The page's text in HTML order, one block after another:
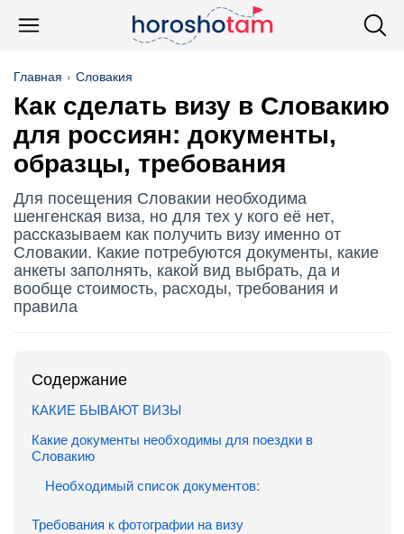
Главная Словакия
Как сделать визу в Словакию
для россиян: документы,
образцы, требования
Для посещения Словакии необходима
шенгенская виза, но для тех у кого её нет,
рассказываем как получить визу именно от
Словакии. Какие потребуются документы, какие
анкеты заполнять, какой вид выбрать, да и
вообще стоимость, расходы, требования и
правила
Содержание
КАКИЕ БЫВАЮТ ВИЗЫ
Какие документы необходимы для поездки в
Словакию
Необходимый список документов:
Требования к фотографии на визу